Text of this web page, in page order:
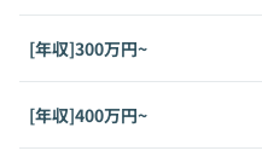
[年収]300万円~
[年収]400万円~